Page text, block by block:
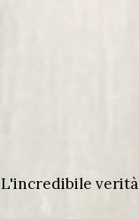
L'incredibile verità